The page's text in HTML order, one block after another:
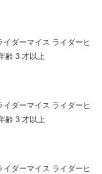
イダーマイス ライダーヒ
齢 3 才以上
イダーマイス ライダーヒ
齢 3 才以上
イダーマイス ライダーヒ